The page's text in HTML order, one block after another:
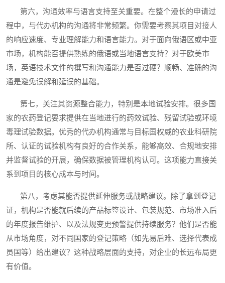
第六，沟通效率与语言支持至关重要。在整个漫长的申请过
程中，与代办机构的沟通将非常频繁。你需要考察其项目对接人
的响应速度、专业理解能力和语言能力。对于面向俄语区或中亚
市场，机构能否提供熟练的俄语或当地语言支持？对于欧美市
场，英语技术文件的撰写和沟通能力是否过硬？顺畅、准确的沟
通是避免误解和延误的基础。
第七，关注其资源整合能力，特别是本地试验安排。很多国
家的农药登记要求提供在当地进行的药效试验、残留试验或环境
毒理试验数据。优秀的代办机构通常与目标国权威的农业科研院
所、认证的试验机构有良好的合作关系，能够高效、合规地安排
并监督试验的开展，确保数据被管理机构认可。这项能力直接关
系到项目的核心成本与时间。
第八，考虑其能否提供延伸服务或战略建议。除了拿到登记
证，机构是否能就后续的产品标签设计、包装规范、市场准入后
的年度报告维护、以及法规变更预警提供持续服务？他们是否能
从市场角度，对不同国家的登记策略（如先易后难、选择代表成
员国等）给出建议？这种战略层面的支持，对企业的长远布局更
有价值。